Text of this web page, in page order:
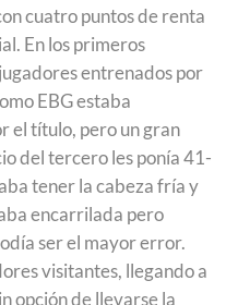
cuatro puntos de renta
En los primeros
entrenados por
EBG estaba
el título, pero un gran
del tercero les ponía 41-
tener la cabeza fría y
encarrilada pero
ser el mayor error.
visitantes, llegando a
opción de llevarse la